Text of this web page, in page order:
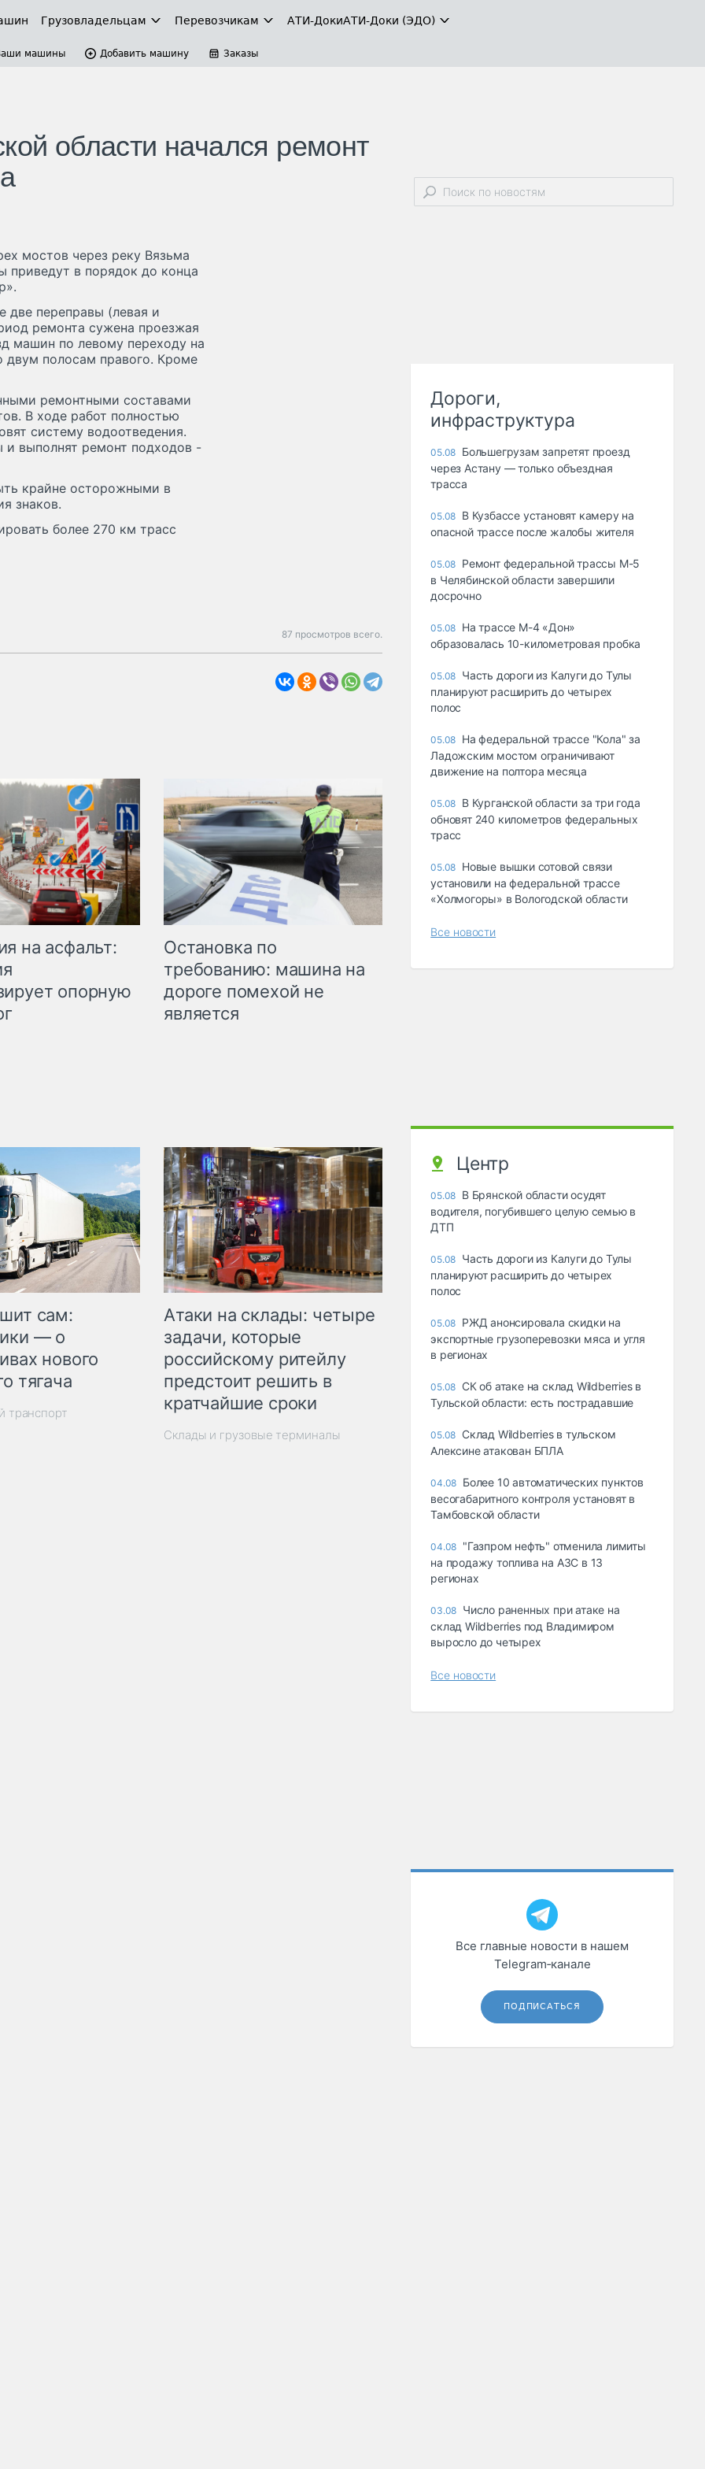
Грузовладельцам Перевозчикам АТИ-ДокиАТИ-Доки (ЭДО)
машины Добавить машину Заказы
области начался ремонт
мостов через реку Вязьма
приведут в порядок до конца
две переправы (левая и
ремонта сужена проезжая
машин по левому переходу на
двум полосам правого. Кроме
ремонтными составами
В ходе работ полностью
систему водоотведения.
и выполнят ремонт подходов -
крайне осторожными в
знаков.
более 270 км трасс
87 просмотров всего.
на асфальт:
опорную
Остановка по
требованию: машина на
дороге помехой не
является
сам:
— о
нового
тягача
транспорт
Атаки на склады: четыре
задачи, которые
российскому ритейлу
предстоит решить в
кратчайшие сроки
Склады и грузовые терминалы
Дороги,
инфраструктура
05.08 Большегрузам запретят проезд
через Астану — только объездная
трасса
05.08 В Кузбассе установят камеру на
опасной трассе после жалобы жителя
05.08 Ремонт федеральной трассы М-5
в Челябинской области завершили
досрочно
05.08 На трассе М-4 «Дон»
образовалась 10-километровая пробка
05.08 Часть дороги из Калуги до Тулы
планируют расширить до четырех
полос
05.08 На федеральной трассе "Кола" за
Ладожским мостом ограничивают
движение на полтора месяца
05.08 В Курганской области за три года
обновят 240 километров федеральных
трасс
05.08 Новые вышки сотовой связи
установили на федеральной трассе
«Холмогоры» в Вологодской области
Все новости
Центр
05.08 В Брянской области осудят
водителя, погубившего целую семью в
ДТП
05.08 Часть дороги из Калуги до Тулы
планируют расширить до четырех
полос
05.08 РЖД анонсировала скидки на
экспортные грузоперевозки мяса и угля
в регионах
05.08 СК об атаке на склад Wildberries в
Тульской области: есть пострадавшие
05.08 Склад Wildberries в тульском
Алексине атакован БПЛА
04.08 Более 10 автоматических пунктов
весогабаритного контроля установят в
Тамбовской области
04.08 "Газпром нефть" отменила лимиты
на продажу топлива на АЗС в 13
регионах
03.08 Число раненных при атаке на
склад Wildberries под Владимиром
выросло до четырех
Все новости
Все главные новости в нашем
Telegram‑канале
ПОДПИСАТЬСЯ